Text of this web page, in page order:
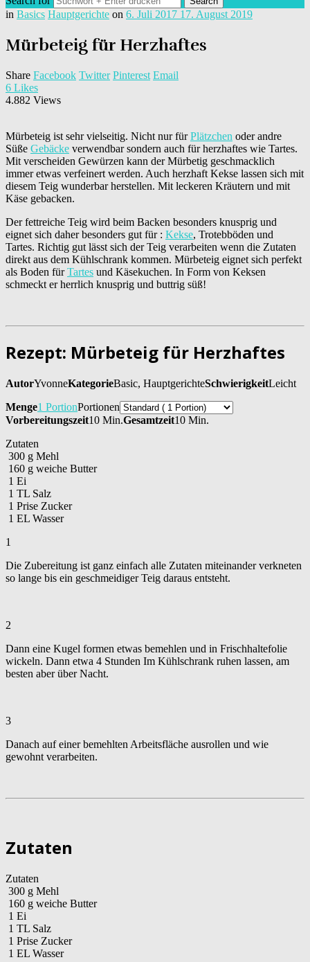
in Basics Hauptgerichte on 6. Juli 2017 17. August 2019
Mürbeteig für Herzhaftes
Share Facebook Twitter Pinterest Email
6 Likes
4.882 Views
Mürbeteig ist sehr vielseitig. Nicht nur fürPlätzchen oder andre
Süße Gebäcke verwendbar sondern auch für herzhaftes wie Tartes.
Mit verscheiden Gewürzen kann der Mürbetig geschmacklich
immer etwas verfeinert werden. Auch herzhaft Kekse lassen sich mit
diesem Teig wunderbar herstellen. Mit leckeren Kräutern und mit
Käse gebacken.
Der fettreiche Teig wird beim Backen besonders knusprig und
eignet sich daher besonders gut für : Kekse, Trotebböden und
Tartes. Richtig gut lässt sich der Teig verarbeiten wenn die Zutaten
direkt aus dem Kühlschrank kommen. Mürbeteig eignet sich perfekt
als Boden fürTartes und Käsekuchen. In Form von Keksen
schmeckt er herrlich knusprig und buttrig süß!
Rezept: Mürbeteig für Herzhaftes
AutorYvonneKategorieBasic, HauptgerichteSchwierigkeitLeicht
Menge1 PortionPortionen
Vorbereitungszeit10 Min.Gesamtzeit10 Min.
Zutaten
300 g Mehl
160 g weiche Butter
1 Ei
1 TL Salz
1 Prise Zucker
1 EL Wasser
1
Die Zubereitung ist ganz einfach alle Zutaten miteinander verkneten
so lange bis ein geschmeidiger Teig daraus entsteht.
2
Dann eine Kugel formen etwas bemehlen und in Frischhaltefolie
wickeln. Dann etwa 4 Stunden Im Kühlschrank ruhen lassen, am
besten aber über Nacht.
3
Danach auf einer bemehlten Arbeitsfläche ausrollen und wie
gewohnt verarbeiten.
Zutaten
Zutaten
300 g Mehl
160 g weiche Butter
1 Ei
1 TL Salz
1 Prise Zucker
1 EL Wasser